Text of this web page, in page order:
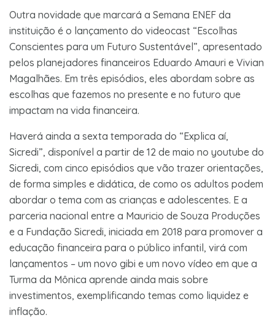
Outra novidade que marcará a Semana ENEF da
instituição é o lançamento do videocast “Escolhas
Conscientes para um Futuro Sustentável”, apresentado
pelos planejadores financeiros Eduardo Amauri e Vivian
Magalhães. Em três episódios, eles abordam sobre as
escolhas que fazemos no presente e no futuro que
impactam na vida financeira.
Haverá ainda a sexta temporada do “Explica aí,
Sicredi”, disponível a partir de 12 de maio no youtube do
Sicredi, com cinco episódios que vão trazer orientações,
de forma simples e didática, de como os adultos podem
abordar o tema com as crianças e adolescentes. E a
parceria nacional entre a Mauricio de Souza Produções
e a Fundação Sicredi, iniciada em 2018 para promover a
educação financeira para o público infantil, virá com
lançamentos – um novo gibi e um novo vídeo em que a
Turma da Mônica aprende ainda mais sobre
investimentos, exemplificando temas como liquidez e
inflação.